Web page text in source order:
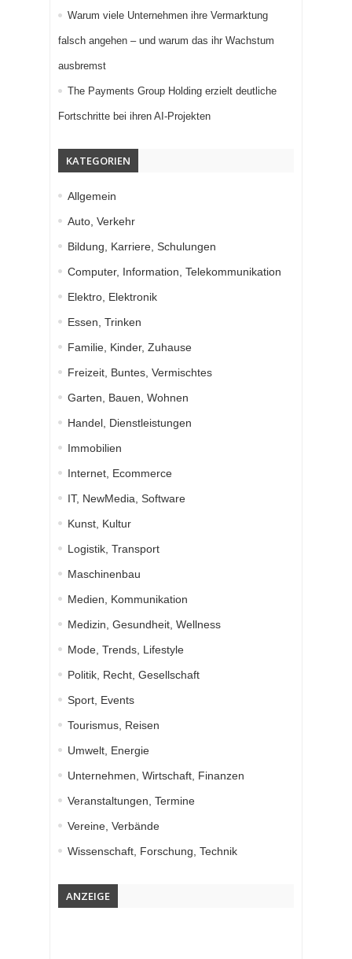
Warum viele Unternehmen ihre Vermarktung
falsch angehen – und warum das ihr Wachstum
ausbremst
The Payments Group Holding erzielt deutliche
Fortschritte bei ihren AI-Projekten
KATEGORIEN
Allgemein
Auto, Verkehr
Bildung, Karriere, Schulungen
Computer, Information, Telekommunikation
Elektro, Elektronik
Essen, Trinken
Familie, Kinder, Zuhause
Freizeit, Buntes, Vermischtes
Garten, Bauen, Wohnen
Handel, Dienstleistungen
Immobilien
Internet, Ecommerce
IT, NewMedia, Software
Kunst, Kultur
Logistik, Transport
Maschinenbau
Medien, Kommunikation
Medizin, Gesundheit, Wellness
Mode, Trends, Lifestyle
Politik, Recht, Gesellschaft
Sport, Events
Tourismus, Reisen
Umwelt, Energie
Unternehmen, Wirtschaft, Finanzen
Veranstaltungen, Termine
Vereine, Verbände
Wissenschaft, Forschung, Technik
ANZEIGE